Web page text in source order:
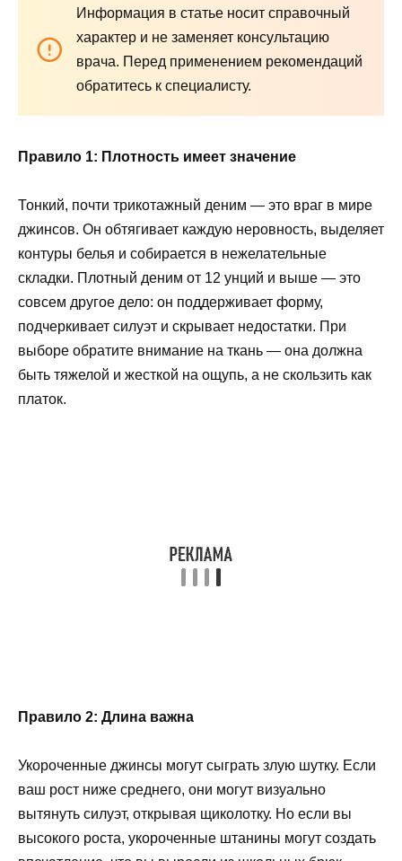
Информация в статье носит справочный
характер и не заменяет консультацию
врача. Перед применением рекомендаций
обратитесь к специалисту.
Правило 1: Плотность имеет значение
Тонкий, почти трикотажный деним — это враг в мире
джинсов. Он обтягивает каждую неровность, выделяет
контуры белья и собирается в нежелательные
складки. Плотный деним от 12 унций и выше — это
совсем другое дело: он поддерживает форму,
подчеркивает силуэт и скрывает недостатки. При
выборе обратите внимание на ткань — она должна
быть тяжелой и жесткой на ощупь, а не скользить как
платок.
Правило 2: Длина важна
Укороченные джинсы могут сыграть злую шутку. Если
ваш рост ниже среднего, они могут визуально
вытянуть силуэт, открывая щиколотку. Но если вы
высокого роста, укороченные штанины могут создать